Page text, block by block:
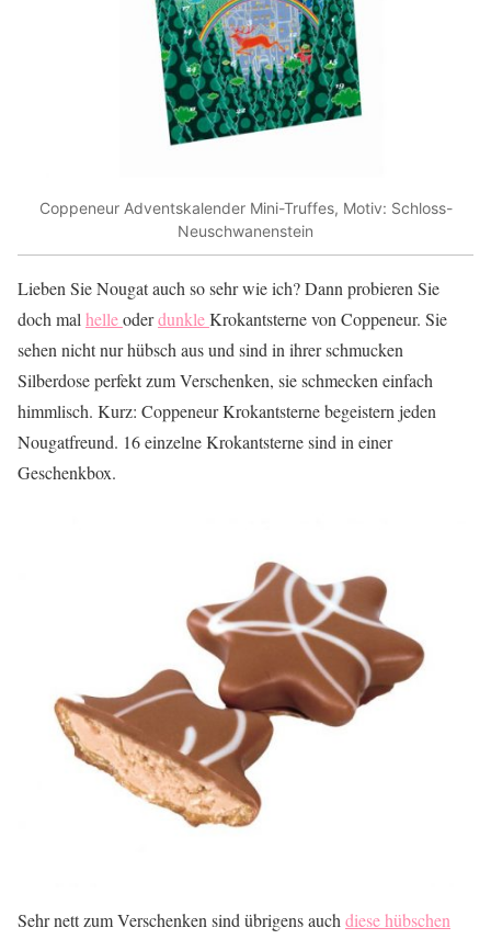
Coppeneur Adventskalender Mini-Truffes, Motiv: Schloss-
Neuschwanenstein
Lieben Sie Nougat auch so sehr wie ich? Dann probieren Sie
doch mal helleoderdunkleKrokantsterne von Coppeneur. Sie
sehen nicht nur hübsch aus und sind in ihrer schmucken
Silberdose perfekt zum Verschenken, sie schmecken einfach
himmlisch. Kurz: Coppeneur Krokantsterne begeistern jeden
Nougatfreund. 16 einzelne Krokantsterne sind in einer
Geschenkbox.
Sehr nett zum Verschenken sind übrigens auch diese hübschen